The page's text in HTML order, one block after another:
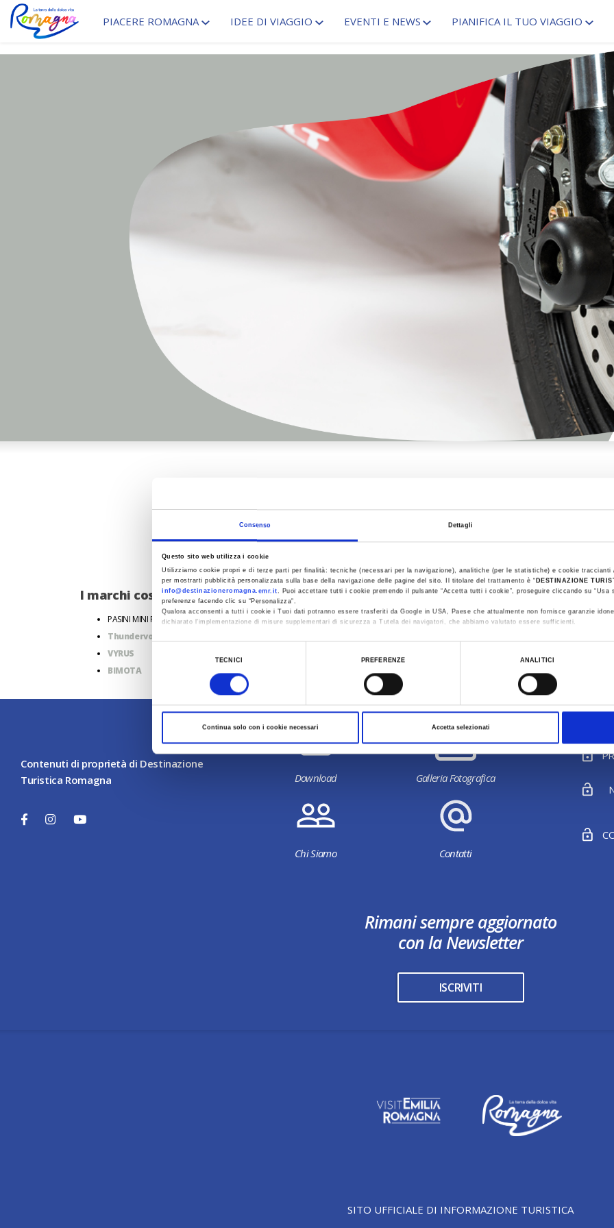
Consenso Dettagli
Questo sito web utilizza i cookie
Utilizziamo cookie propri e di terze parti per finalità: tecniche (necessari per la navigazione), analitiche (per le statistiche) e cookie
per mostrarti pubblicità personalizzata sulla base della navigazione delle pagine del sito. Il titolare del trattamento è “DESTINAZIONE
info@destinazioneromagna.emr.it. Puoi accettare tutti i cookie premendo il pulsante “Accetta tutti i cookie”, proseguire cliccando su
preferenze facendo clic su “Personalizza”.
Qualora acconsenti a tutti i cookie i Tuoi dati potranno essere trasferiti da Google in USA, Paese che attualmente non fornisce garanzie
dichiarato l’implementazione di misure supplementari di sicurezza a Tutela dei navigatori, che abbiamo valutato essere sufficienti.
Al fine di revocare il consenso prestato e visualizzare le informazioni complete sul trattamento dati clicca qui:Cookie Policy
TECNICI PREFERENZE ANALITICI
Continua solo con i cookie necessari Accetta selezionati
PIACERE ROMAGNA IDEE DI VIAGGIO EVENTI E NEWS PIANIFICA IL TUO VIAGGIO
I
Nel cuore della Motor Valley d’Italia, da sempre risiede la passione
I marchi costruttori di moto in Romagna:
PASINI MINI PROJECT (Produttore di mini moto)
Thundervolt NK-E (Moto Elettrica ideata e prodotta da Loris Reggiani)
VYRUS
BIMOTA
Ultimo aggiornamento 10/04/2024
Contenuti di proprietà di Destinazione
Turistica Romagna
Download Galleria Fotografica
Chi Siamo Contatti
Rimani sempre aggiornato
con la Newsletter
ISCRIVITI
SITO UFFICIALE DI INFORMAZIONE TURISTICA